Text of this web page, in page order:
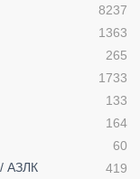
8237
1363
265
1733
133
164
60
АЗЛК
419